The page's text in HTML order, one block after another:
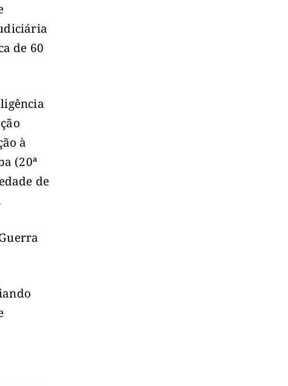
de 60
à
(20ª
de